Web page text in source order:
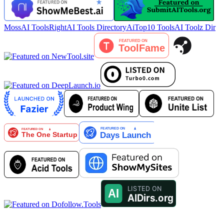
MossAI ToolsRightAI Tools DirectoryAiTop10 ToolsAI Toolz Dir